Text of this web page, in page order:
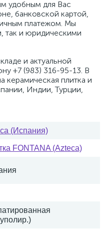
удобным для Вас
банковской картой,
платежом. Мы
так и юридическими
и актуальной
+7 (983) 316-95-13. В
керамическая плитка и
Индии, Турции,
(Испания)
FONTANA (Azteca)